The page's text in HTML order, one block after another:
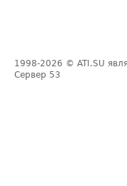
1998-2026 © ATI.SU
Сервер 53